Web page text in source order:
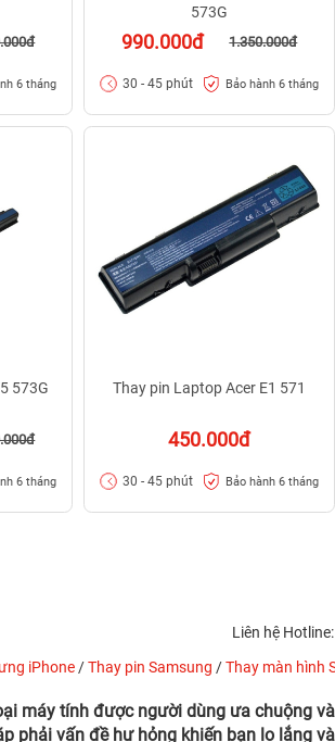
6 tháng
573G
990.000đ 1.350.000đ
30 - 45 phút Bảo hành 6 tháng
573G
6 tháng
Thay pin Laptop Acer E1 571
450.000đ
30 - 45 phút Bảo hành 6 tháng
Liên hệ Hotline:
iPhone /Thay pin Samsung /Thay màn hình
máy tính được người dùng ưa chuộng
phải vấn đề hư hỏng khiến bạn lo lắng